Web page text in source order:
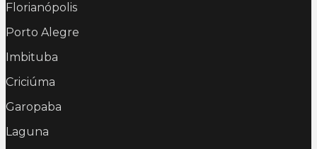
Florianópolis
Porto Alegre
Imbituba
Criciúma
Garopaba
Laguna